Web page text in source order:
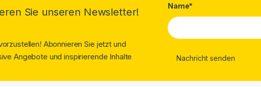
Sie unseren Newsletter!
Abonnieren Sie jetzt und
Angebote und inspirierende Inhalte
Name*